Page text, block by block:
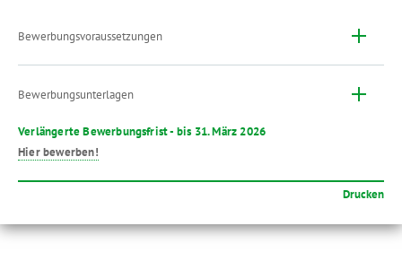
Bewerbungsvoraussetzungen
Bewerbungsunterlagen
Verlängerte Bewerbungsfrist - bis 31. März 2026
Hier bewerben!
Drucken